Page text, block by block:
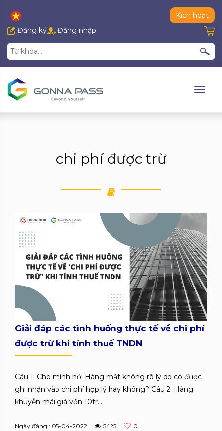
Kích hoạt
Đăng ký
Đăng nhập
chi phí được trừ
Giải đáp các tình huống thực tế về chi phí
được trừ khi tính thuế TNDN
Câu 1: Cho mình hỏi Hàng mất không rõ lý do có được
ghi nhận vào chi phí hợp lý hay không? Câu 2: Hàng
khuyễn mãi giá vốn 10tr...
Ngày đăng : 05-04-2022 5425 0